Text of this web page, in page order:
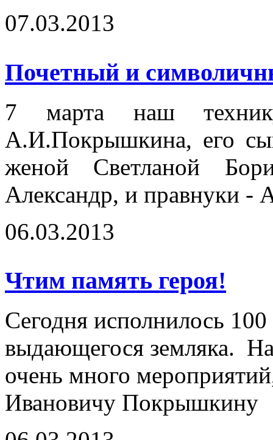
07.03.2013
Почетный и
7 марта наш
А.И.Покрышкина, его
женой Светланой
Александр, и правнуки -
06.03.2013
Чтим память героя!
Сегодня исполнилось
выдающегося земляка.
очень много
Ивановичу Покрышкину